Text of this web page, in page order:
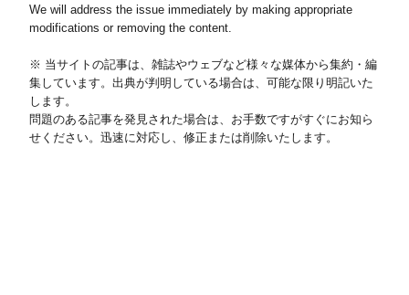
We will address the issue immediately by making appropriate
modifications or removing the content.
※ 当サイトの記事は、雑誌やウェブなど様々な媒体から集約・編
集しています。出典が判明している場合は、可能な限り明記いた
します。
問題のある記事を発見された場合は、お手数ですがすぐにお知ら
せください。迅速に対応し、修正または削除いたします。